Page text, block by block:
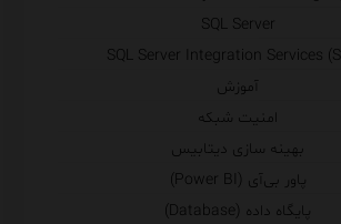
SQL Server
SQL Server Integration Services
آموزش
امنیت شبکه
بهینه سازی دیتابیس
پاور بی‌آی (Power BI)
پایگاه داده (Database)